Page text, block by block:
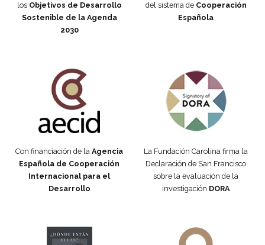
los Objetivos de Desarrollo
Sostenible de la Agenda
2030
del sistema de Cooperación
Española
Con financiación de la Agencia
Española de Cooperación
Internacional para el
Desarrollo
La Fundación Carolina firma la
Declaración de San Francisco
sobre la evaluación de la
investigación DORA